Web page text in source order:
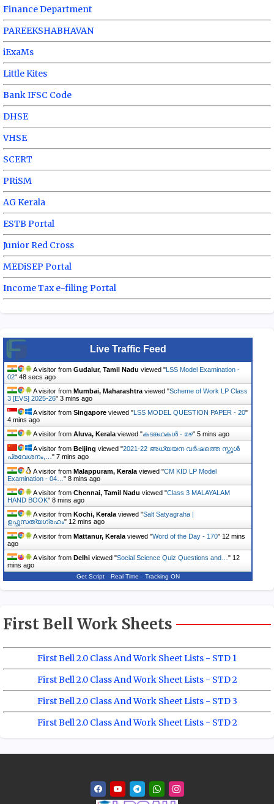
Finance Department
PAREEKSHABHAVAN
iExaMs
Little Kites
Bank IFSC Code
DHSE
VHSE
SCERT
PRiSM
AG Kerala
ESTB Portal
Junior Red Cross
MEDiSEP Portal
Income Tax e-filing Portal
Live Traffic Feed
A visitor from Gudalur, Tamil Nadu viewed " LSS Model Examination -
02" 49 secs ago
A visitor from Mumbai, Maharashtra viewed "Scheme of Work LP Class
3 [EVS] 2025-26" 3 mins ago
A visitor from Singapore viewed " LSS MODEL QUESTION PAPER - 20"
4 mins ago
A visitor from Aluva, Kerala viewed "കടങ്കഥകൾ - മഴ" 5 mins ago
A visitor from Beijing viewed "2021-22 അധ്യയന വർഷത്തെ സ്കൂൾ
പ്രവേശനം,… " 7 mins ago
A visitor from Malappuram, Kerala viewed "CM KID LP Model
Examination - 04… " 8 mins ago
A visitor from Chennai, Tamil Nadu viewed "Class 3 MALAYALAM
HAND BOOK" 8 mins ago
A visitor from Kochi, Kerala viewed "Salt Satyagraha |
ഉപ്പുസത്യഗ്രഹം" 12 mins ago
A visitor from Mattanur, Kerala viewed "Word of the Day - 170" 12 mins
ago
A visitor from Delhi viewed "Social Science Quiz Questions and… " 12
mins ago
Get Script Real Time Tracking ON
First Bell Work Sheets
First Bell 2.0 Class And Work Sheet Lists - STD 1
First Bell 2.0 Class And Work Sheet Lists - STD 2
First Bell 2.0 Class And Work Sheet Lists - STD 3
First Bell 2.0 Class And Work Sheet Lists - STD 2